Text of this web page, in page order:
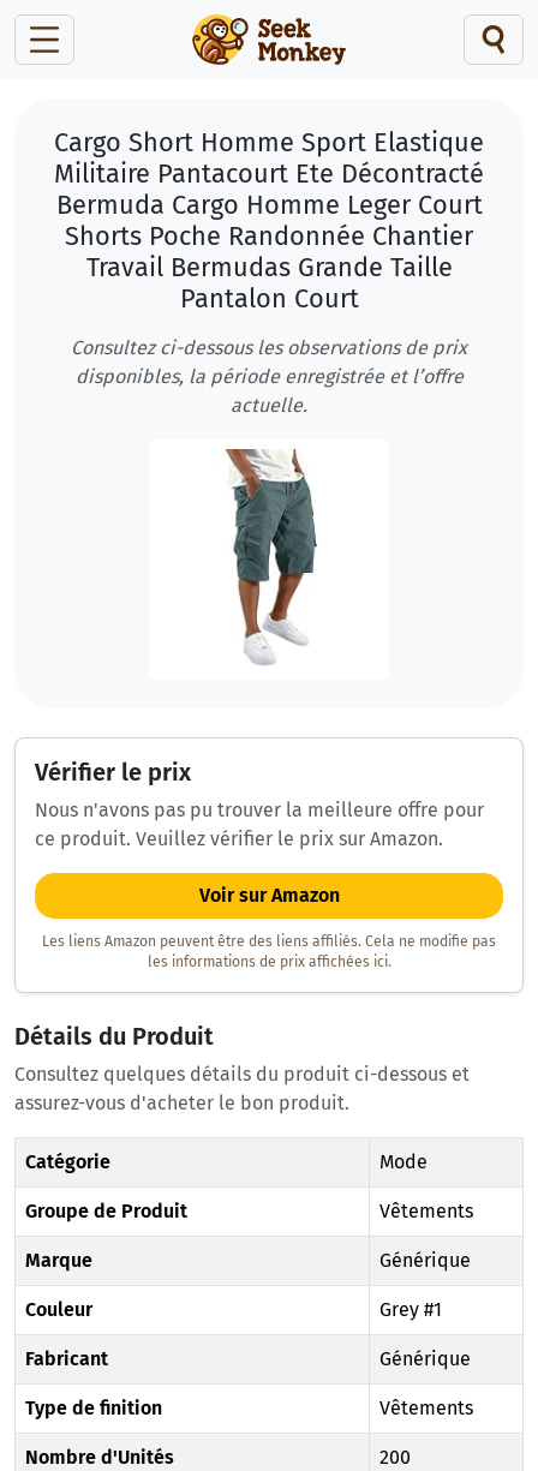
Cargo Short Homme Sport Elastique
Militaire Pantacourt Ete Décontracté
Bermuda Cargo Homme Leger Court
Shorts Poche Randonnée Chantier
Travail Bermudas Grande Taille
Pantalon Court
Consultez ci-dessous les observations de prix
disponibles, la période enregistrée et l’offre
actuelle.
Vérifier le prix
Nous n'avons pas pu trouver la meilleure offre pour
ce produit. Veuillez vérifier le prix sur Amazon.
Voir sur Amazon
Les liens Amazon peuvent être des liens affiliés. Cela ne modifie pas
les informations de prix affichées ici.
Détails du Produit
Consultez quelques détails du produit ci-dessous et
assurez-vous d'acheter le bon produit.
Catégorie Mode
Groupe de Produit Vêtements
Marque Générique
Couleur Grey #1
Fabricant Générique
Type de finition Vêtements
Nombre d'Unités 200